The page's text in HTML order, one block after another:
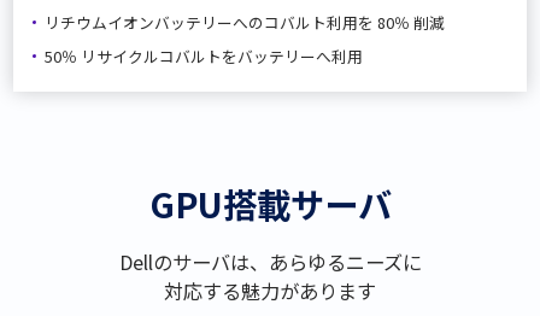
リチウムイオンバッテリーへのコバルト利用を 80％ 削減
50％ リサイクルコバルトをバッテリーへ利用
GPU搭載サーバ
Dellのサーバは、あらゆるニーズに
対応する魅力があります